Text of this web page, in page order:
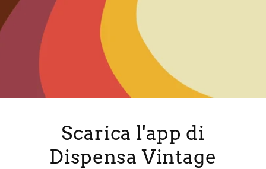
Scarica l'app di
Dispensa Vintage